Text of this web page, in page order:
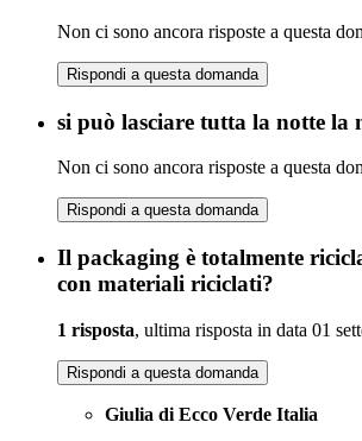
Non ci sono ancora risposte a questa
Rispondi a questa domanda
si può lasciare tutta la notte la
Non ci sono ancora risposte a questa
Rispondi a questa domanda
Il packaging è totalmente
con materiali riciclati?
1 risposta, ultima risposta in data 01
Rispondi a questa domanda
Giulia di Ecco Verde Italia